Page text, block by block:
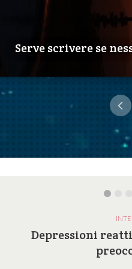
Serve scrivere se
Depressioni